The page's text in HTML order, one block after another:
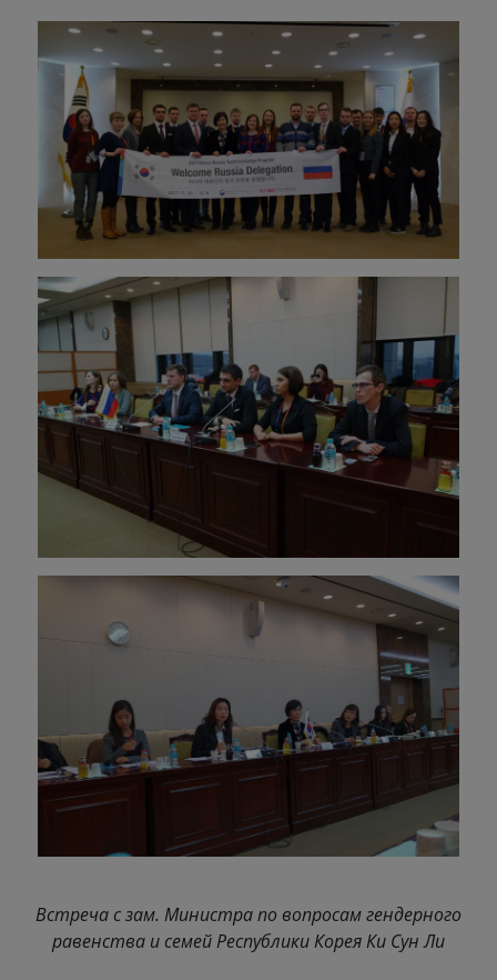
Встреча с зам. Министра по вопросам гендерного
равенства и семей Республики Корея Ки Сун Ли